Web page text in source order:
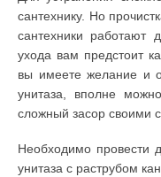
сантехнику. Но
сантехники работают
ухода вам предстоит
вы имеете желание и
унитаза, вполне
сложный засор своими
Необходимо провести
унитаза с раструбом